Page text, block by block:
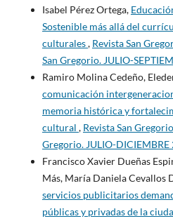
Isabel Pérez Ortega,
Sostenible más allá del
culturales, Revista San
San Gregorio. JULIO-
Ramiro Molina Cedeño,
comunicación
memoria histórica y
cultural , Revista San
Gregorio. JULIO-DICIEMBRE
Francisco Xavier Dueñas
Más, María Daniela Cevallos
servicios publicitarios
públicas y privadas de la